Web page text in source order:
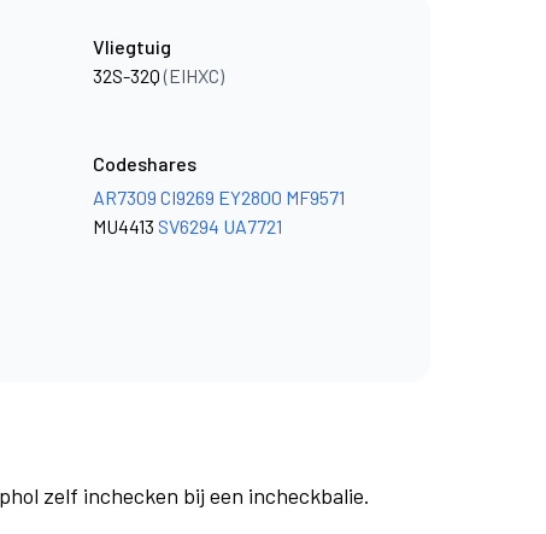
Vliegtuig
32S-32Q(EIHXC)
Codeshares
AR7309 CI9269 EY2800 MF9571
MU4413 SV6294 UA7721
zelf inchecken bij een incheckbalie.